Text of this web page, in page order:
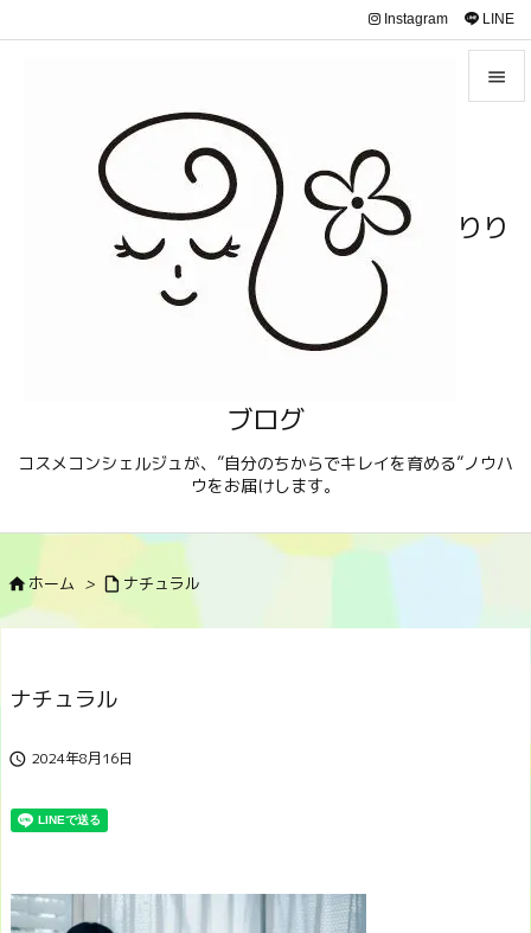
りり
ブログ
コスメコンシェルジュが、”自分のちからでキレイを育める”ノウハ
ウをお届けします。

サイド
Instagram LINE
ホーム >  ナチュラル
ナチュラル
 2024年8月16日